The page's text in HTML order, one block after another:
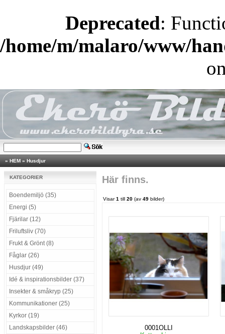
Deprecated:
/home/m/malaro/www/
» HEM » Husdjur
KATEGORIER
Boendemiljö (35)
Energi (5)
Fjärilar (12)
Friluftsliv (70)
Frukt & Grönt (8)
Fåglar (26)
Husdjur (49)
Idé & inspirationsbilder (37)
Insekter & småkryp (25)
Kommunikationer (25)
Kyrkor (19)
Landskapsbilder (46)
Här finns.
Visar1 till 20 (av 49 bilder)
0001OLLI